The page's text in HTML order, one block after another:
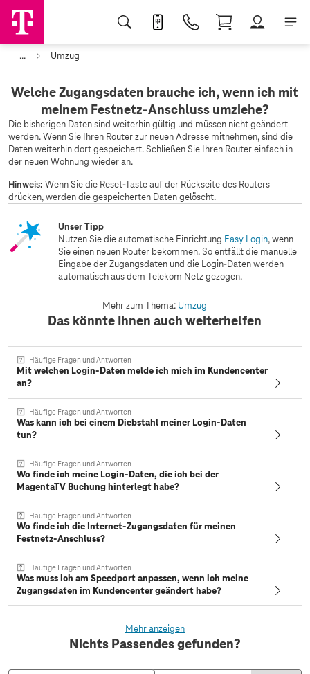
... Umzug
Welche Zugangsdaten brauche ich, wenn ich mit
meinem Festnetz-Anschluss umziehe?
Die bisherigen Daten sind weiterhin gültig und müssen nicht geändert
werden. Wenn Sie Ihren Router zur neuen Adresse mitnehmen, sind die
Daten weiterhin dort gespeichert. Schließen Sie Ihren Router einfach in
der neuen Wohnung wieder an.
Hinweis: Wenn Sie die Reset-Taste auf der Rückseite des Routers
drücken, werden die gespeicherten Daten gelöscht.
Unser Tipp
Nutzen Sie die automatische Einrichtung Easy Login, wenn
Sie einen neuen Router bekommen. So entfällt die manuelle
Eingabe der Zugangsdaten und die Login-Daten werden
automatisch aus dem Telekom Netz gezogen.
Mehr zum Thema: Umzug
Das könnte Ihnen auch weiterhelfen
Häufige Fragen und Antworten
Mit welchen Login-Daten melde ich mich im Kundencenter
an?
Häufige Fragen und Antworten
Was kann ich bei einem Diebstahl meiner Login-Daten
tun?
Häufige Fragen und Antworten
Wo finde ich meine Login-Daten, die ich bei der
MagentaTV Buchung hinterlegt habe?
Häufige Fragen und Antworten
Wo finde ich die Internet-Zugangsdaten für meinen
Festnetz-Anschluss?
Häufige Fragen und Antworten
Was muss ich am Speedport anpassen, wenn ich meine
Zugangsdaten im Kundencenter geändert habe?
Mehr anzeigen
Nichts Passendes gefunden?